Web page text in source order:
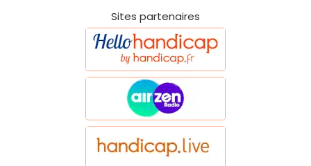
Sites partenaires